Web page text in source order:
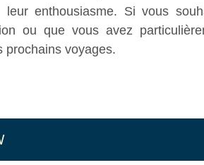
enthousiasme. Si vous
ou que vous avez
prochains voyages.